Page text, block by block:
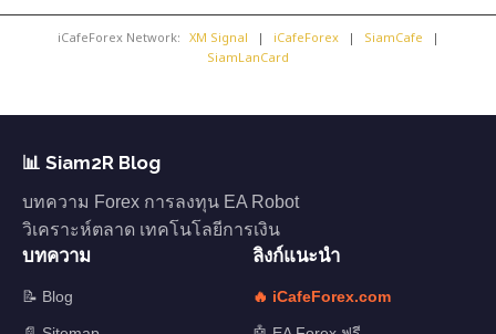
iCafeForex Network: XM Signal | iCafeForex | SiamCafe
|
SiamLanCard
📊 Siam2R Blog
บทความ Forex การลงทุน EA Robot
วิเคราะห์ตลาด เทคโนโลยีการเงิน
บทความ
📝 Blog
ลิงก์แนะนำ
🔥 iCafeForex.com